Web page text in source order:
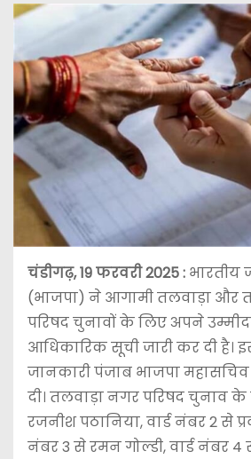
चंडीगढ़, 19 फरवरी 2025 : भारतीय
(भाजपा) ने आगामी तलवाड़ा और
परिषद चुनावों के लिए अपने
आधिकारिक सूची जारी कर दी है।
जानकारी पंजाब भाजपा
दी। तलवाड़ा नगर परिषद चुनाव के
रजनीश पठानिया, वार्ड नंबर 2 से
नंबर 3 से रमन गोल्डी, वार्ड नंबर 4